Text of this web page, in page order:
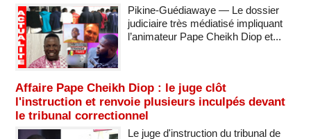
Pikine-Guédiawaye — Le dossier
judiciaire très médiatisé impliquant
l’animateur Pape Cheikh Diop et...
Affaire Pape Cheikh Diop : le juge clôt
l'instruction et renvoie plusieurs inculpés devant
le tribunal correctionnel
Le juge d'instruction du tribunal de